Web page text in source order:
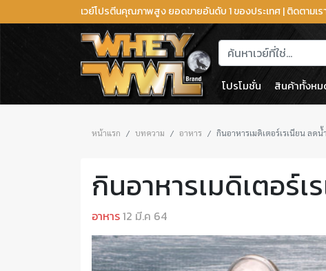
เวย์โปรตีนคุณภาพสูง ยอดขายอันดับ 1 ของประเทศ | ติดตามเร
โปรโมชั่น สินค้าทั้งห
หน้าแรก บทความ อาหาร กินอาหารเมดิเตอร์เรเนียน ลด
กินอาหารเมดิเตอร์
อาหาร12 มี.ค 64